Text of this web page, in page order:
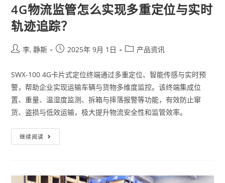
4G物流监管怎么实现多重定位与实时
轨迹追踪？
李, 静斯 2025年 9月 1日 产品资讯
SWX-100 4G卡片式定位终端通过多重定位、智能传感与实时预
警，帮助企业实现运输车辆与货物多维度监控。该终端集成位
置、重量、温湿度监测、拆箱与摔落报警等功能，有效防止窜
货、盗损与低效运输，极大提升物流安全性和监管效率。
继续阅读